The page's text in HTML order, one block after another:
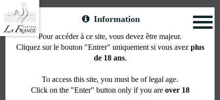
Information
Pour accéder à ce site, vous devez être majeur.
Cliquez sur le bouton "Entrer" uniquement si vous avez plus
de 18 ans.
To access this site, you must be of legal age.
Click on the "Enter" button only if you are over 18
Our wines